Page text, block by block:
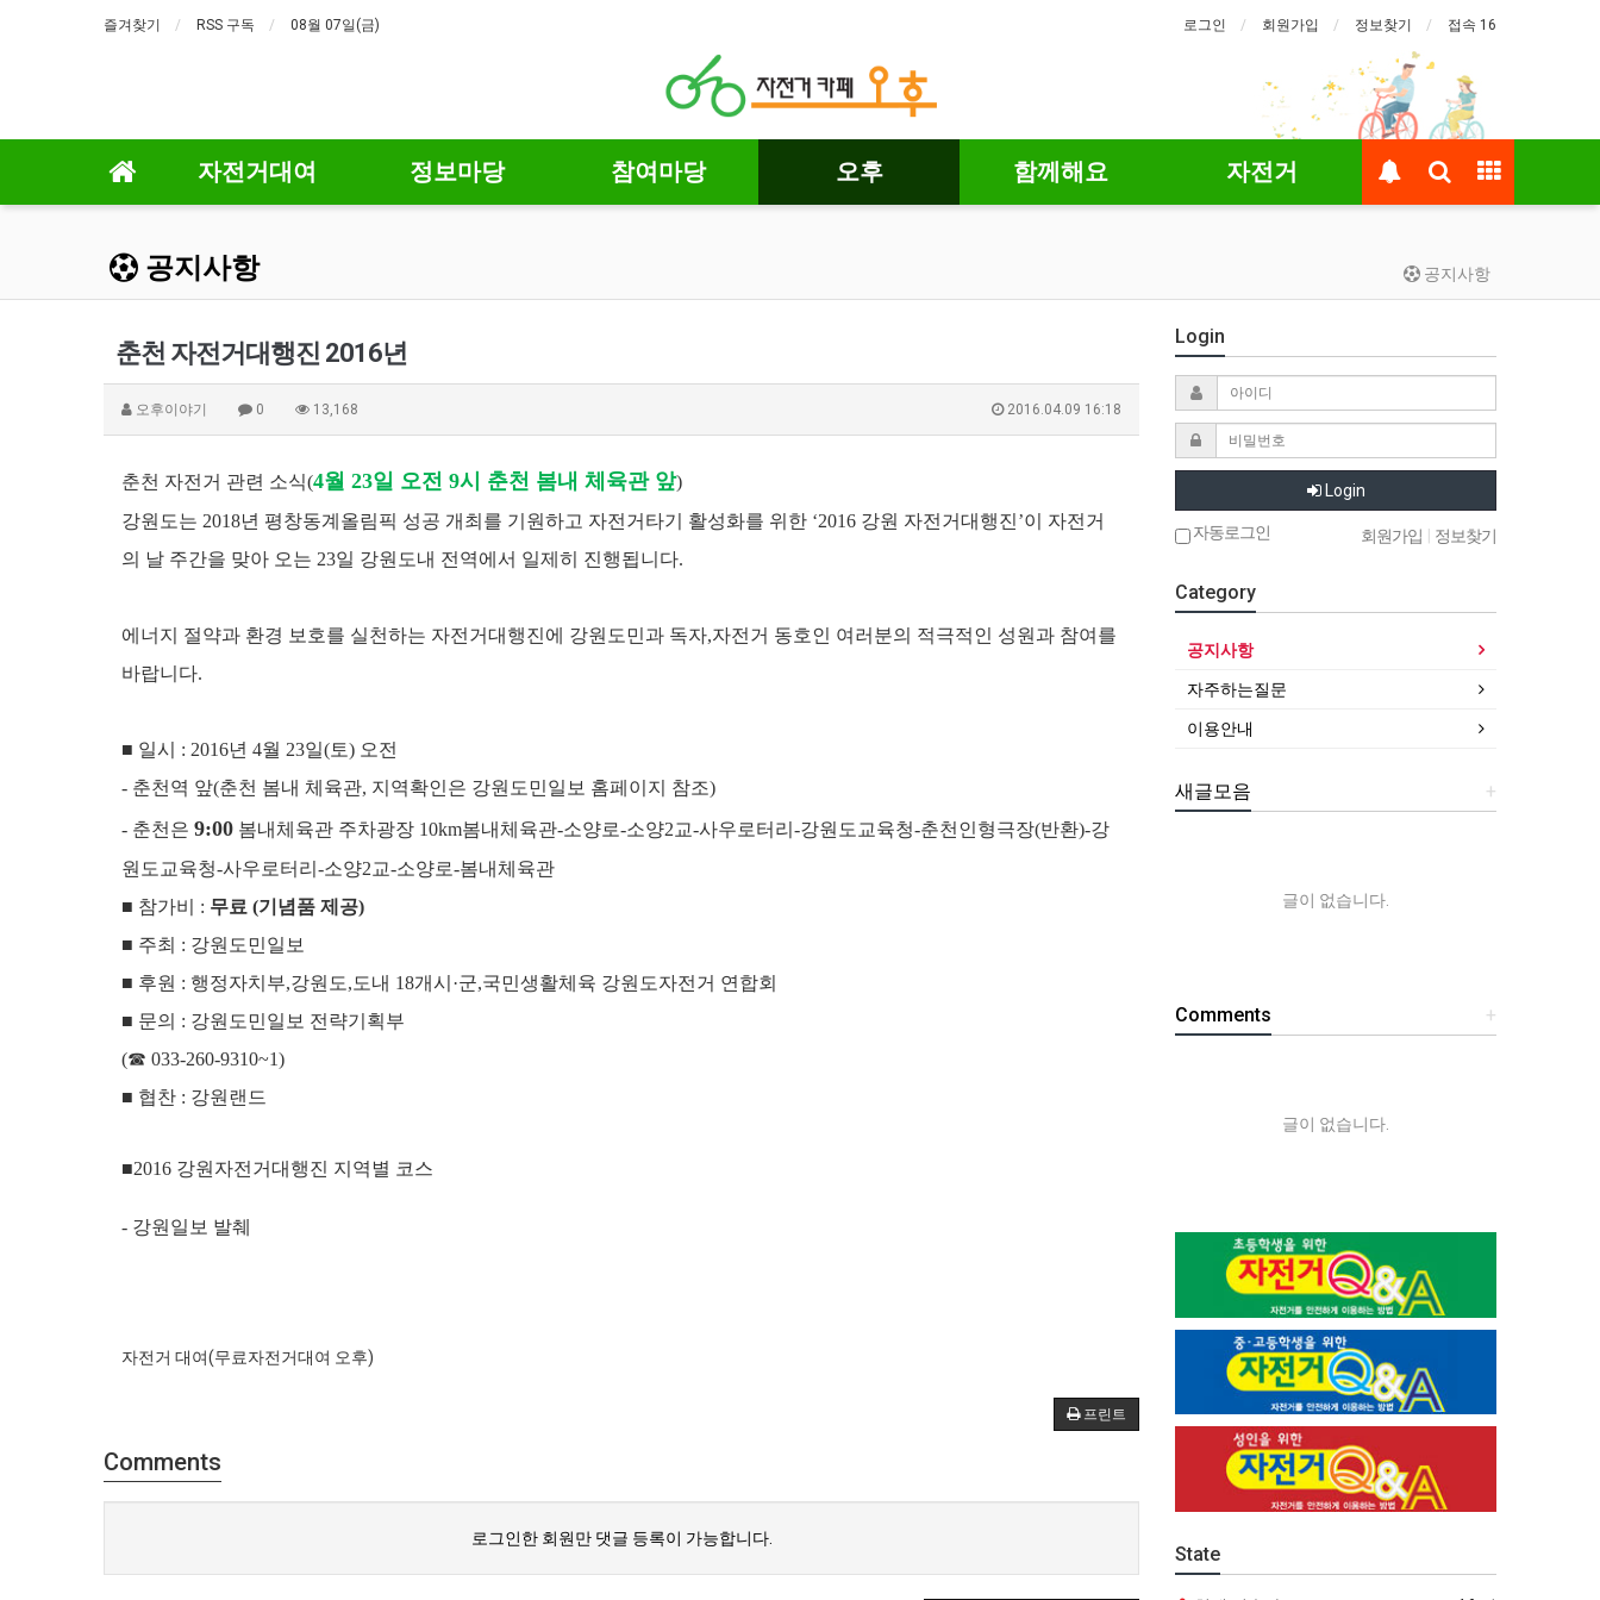
즐겨찾기 RSS 구독 08월 07일(금) 로그인 회원가입 정보찾기 접속 16
자전거대여 정보마당 참여마당 오후 함께해요 자전거
공지사항 공지사항
춘천 자전거대행진 2016년
오후이야기 0 13,168 2016.04.09 16:18
춘천 자전거 관련 소식(4월 23일 오전 9시 춘천 봄내 체육관 앞)
강원도는 2018년 평창동계올림픽 성공 개최를 기원하고 자전거타기 활성화를 위한 ‘2016 강원 자전거대행진’이 자전거
의 날 주간을 맞아 오는 23일 강원도내 전역에서 일제히 진행됩니다.
에너지 절약과 환경 보호를 실천하는 자전거대행진에 강원도민과 독자,자전거 동호인 여러분의 적극적인 성원과 참여를
바랍니다.
■ 일시 : 2016년 4월 23일(토) 오전
- 춘천역 앞(춘천 봄내 체육관, 지역확인은 강원도민일보 홈페이지 참조)
- 춘천은 9:00 봄내체육관 주차광장 10km봄내체육관-소양로-소양2교-사우로터리-강원도교육청-춘천인형극장(반환)-강
원도교육청-사우로터리-소양2교-소양로-봄내체육관
■ 참가비 : 무료 (기념품 제공)
■ 주최 : 강원도민일보
■ 후원 : 행정자치부,강원도,도내 18개시·군,국민생활체육 강원도자전거 연합회
■ 문의 : 강원도민일보 전략기획부
(☎ 033-260-9310~1)
■ 협찬 : 강원랜드
■2016 강원자전거대행진 지역별 코스
- 강원일보 발췌
자전거 대여(무료자전거대여 오후)
프린트
Comments
로그인한 회원만 댓글 등록이 가능합니다.
Login
Login
자동로그인 회원가입 정보찾기
Category
공지사항
자주하는질문
이용안내
+
새글모음
글이 없습니다.
+
Comments
글이 없습니다.
State